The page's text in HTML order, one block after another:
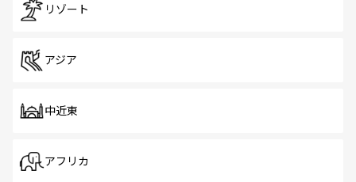
リゾート
アジア
中近東
アフリカ